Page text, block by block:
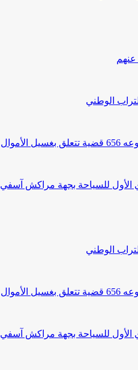
الوطني
الأول للسياحة بجهة مراكش آسفي
الوطني
الأول للسياحة بجهة مراكش آسفي